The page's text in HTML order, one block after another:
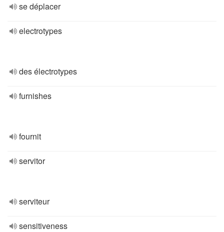
se déplacer
electrotypes
des électrotypes
furnishes
fournit
servitor
serviteur
sensitiveness